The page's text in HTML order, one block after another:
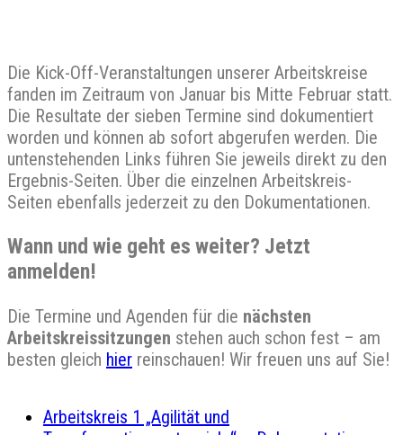
Die Kick-Off-Veranstaltungen unserer Arbeitskreise
fanden im Zeitraum von Januar bis Mitte Februar statt.
Die Resultate der sieben Termine sind dokumentiert
worden und können ab sofort abgerufen werden. Die
untenstehenden Links führen Sie jeweils direkt zu den
Ergebnis-Seiten. Über die einzelnen Arbeitskreis-
Seiten ebenfalls jederzeit zu den Dokumentationen.
Wann und wie geht es weiter? Jetzt
anmelden!
Die Termine und Agenden für die nächsten
Arbeitskreissitzungen stehen auch schon fest – am
besten gleich hier reinschauen! Wir freuen uns auf Sie!
Arbeitskreis 1 „Agilität und